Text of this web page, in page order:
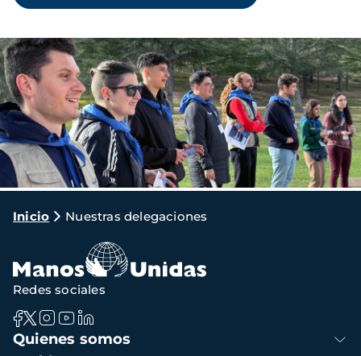
Imagen
Ruta
navegación
Inicio Nuestras delegaciones
Navegación
principal
Quienes somos
Redes sociales